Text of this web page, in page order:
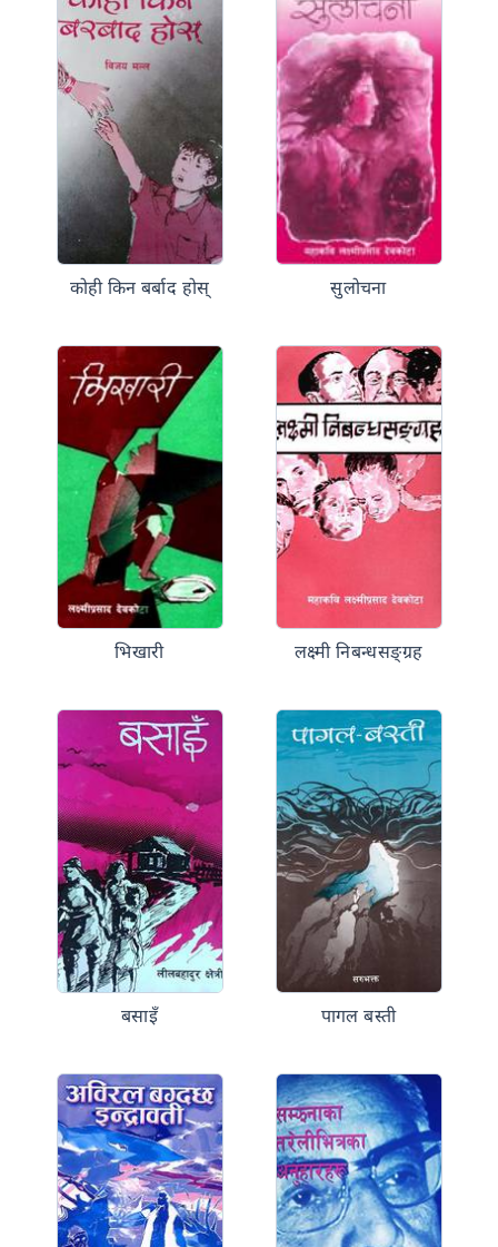
कोही किन बर्बाद होस् सुलोचना
भिखारी लक्ष्मी निबन्धसङ्‌ग्रह
बसाइँ पागल बस्ती